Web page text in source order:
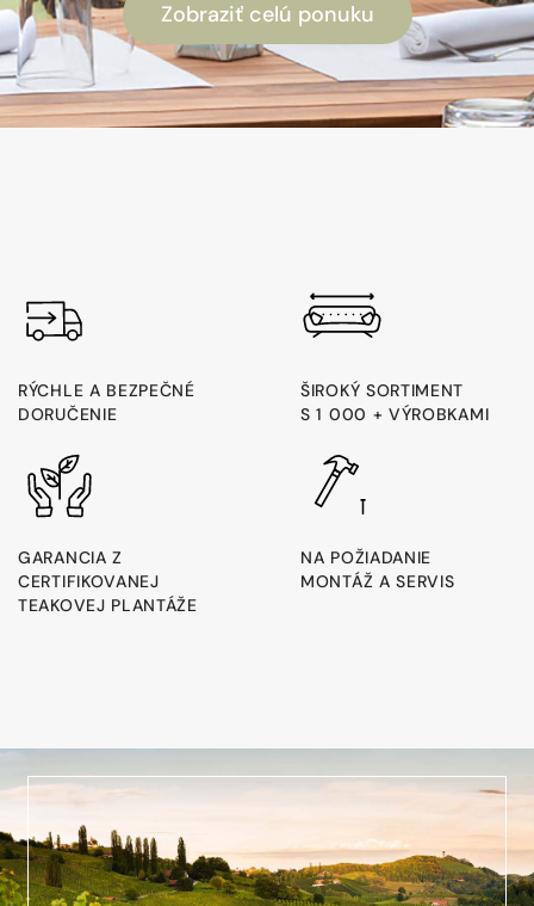
Zobraziť celú ponuku
RÝCHLE A BEZPEČNÉ
DORUČENIE
ŠIROKÝ SORTIMENT
S 1 000 + VÝROBKAMI
GARANCIA Z
CERTIFIKOVANEJ
TEAKOVEJ PLANTÁŽE
NA POŽIADANIE
MONTÁŽ A SERVIS